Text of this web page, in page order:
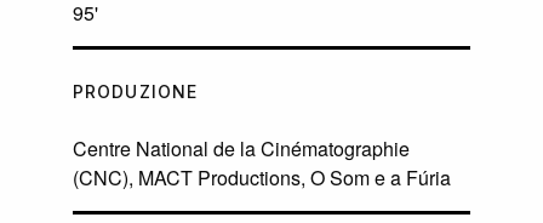
95'
PRODUZIONE
Centre National de la Cinématographie
(CNC), MACT Productions, O Som e a Fúria